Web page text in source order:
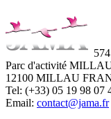
Parc d'activité
12100 MILLAU
Tel: (+33) 05 19 98 07
Email: contact@jama.fr